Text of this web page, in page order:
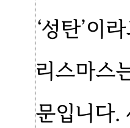
‘성탄’이
리스마스
문입니다.